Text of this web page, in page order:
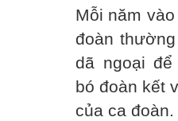
Mỗi năm
đoàn
dã ngoại
bó đoàn kết
của ca đoàn.